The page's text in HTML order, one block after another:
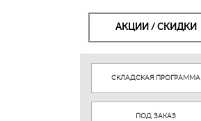
АКЦИИ / СКИДКИ
СКЛАДСКАЯ ПРОГРАММА
ПОД ЗАКАЗ